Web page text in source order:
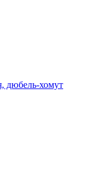
дюбель-хомут